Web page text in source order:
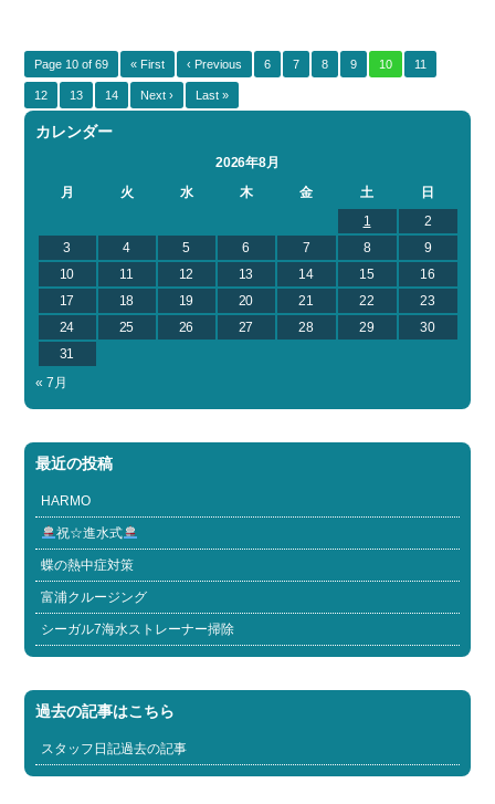
Page 10 of 69 « First ‹ Previous 6 7 8 9 10 11
12 13 14 Next › Last »
カレンダー
2026年8月
月
火 水 木 金 土
日
1
2
3
4 5 6 7 8
9
10
11 12 13 14 15
16
17
18 19 20 21 22
23
24
25 26 27 28 29
30
31
« 7月
最近の投稿
HARMO
祝☆進水式
蝶の熱中症対策
富浦クルージング
シーガル7海水ストレーナー掃除
過去の記事はこちら
スタッフ日記過去の記事